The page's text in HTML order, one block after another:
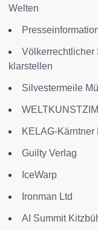
Welten
Völkerrechtlicher
klarstellen
Silvestermeile
KELAG-
Guilty Verlag
IceWarp
Ironman Ltd
AI Summit